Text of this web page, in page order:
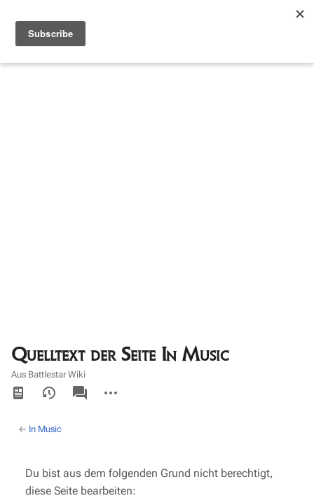
Quelltext der Seite In Music
Aus Battlestar Wiki
Ansichten
associated-
pages
Aktionen
← In Music
Du bist aus dem folgenden Grund nicht berechtigt,
diese Seite bearbeiten: